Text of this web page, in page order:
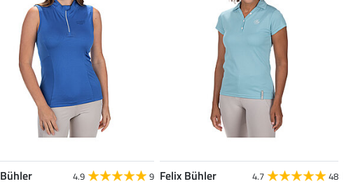
4.9 9 Felix Bühler 4.7 48